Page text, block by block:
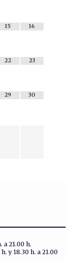
15 16
22 23
29 30
a 21.00 h.
y 18.30 h. a 21.00